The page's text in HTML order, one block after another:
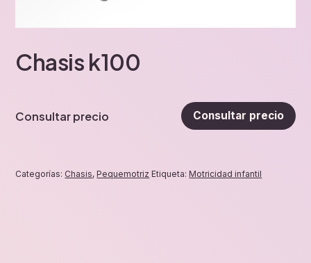
Chasis k100
Consultar precio Consultar precio
Categorías: Chasis, Pequemotriz Etiqueta: Motricidad infantil